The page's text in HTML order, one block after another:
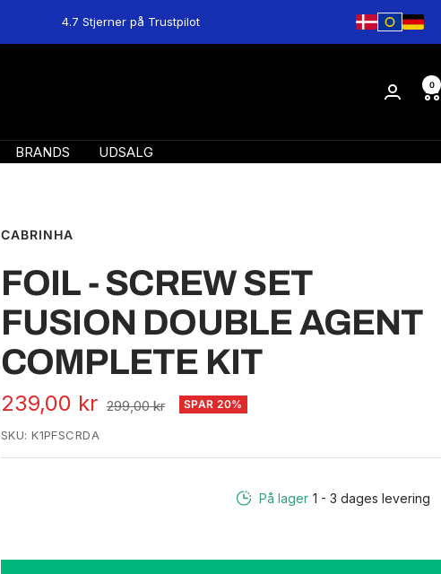
4.7 Stjerner på Trustpilot
0
BRANDS UDSALG
CABRINHA
FOIL - SCREW SET
FUSION DOUBLE AGENT
COMPLETE KIT
Udsalgspris
239,00 kr Normal
299,00 kr SPAR 20%
SKU:K1PFSCRDA
På lager 1 - 3 dages levering